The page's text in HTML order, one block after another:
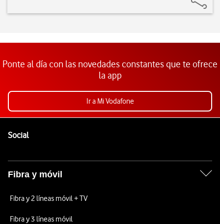
Ponte al día con las novedades constantes que te ofrece
la app
Ir a Mi Vodafone
SocialEnlaces a las redes sociales de Vodafone
Fibra y móvil
Fibra y 2 líneas móvil + TV
Fibra y 3 líneas móvil